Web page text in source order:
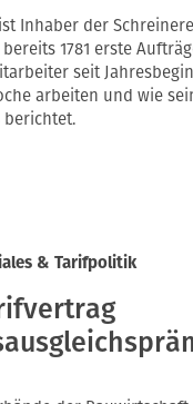
Inhaber der
1781 erste
seit
arbeiten und wie
berichtet.
& Tarifpolitik